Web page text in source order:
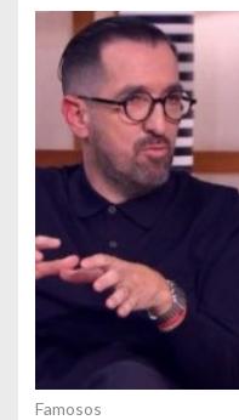
Famosos